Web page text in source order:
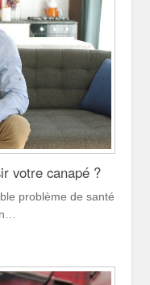
votre canapé ?
problème de santé